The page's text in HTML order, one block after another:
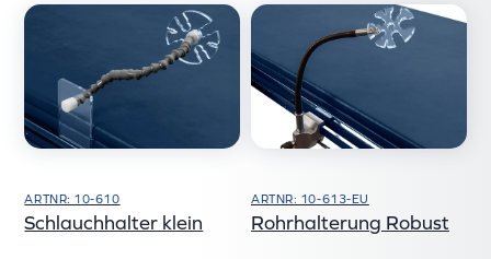
ARTNR: 10-610
Schlauchhalter klein
ARTNR: 10-613-EU
Rohrhalterung Robust